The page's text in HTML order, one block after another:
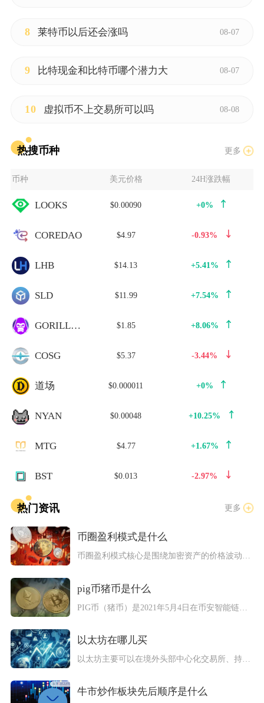
8 莱特币以后还会涨吗 08-07
9 比特现金和比特币哪个潜力大 08-07
10 虚拟币不上交易所可以吗 08-08
热搜币种 更多
币种 美元价格 24H涨跌幅
LOOKS $0.00090 +0%
COREDAO $4.97 -0.93%
LHB $14.13 +5.41%
SLD $11.99 +7.54%
GORILLA INU $1.85 +8.06%
COSG $5.37 -3.44%
道场 $0.000011 +0%
NYAN $0.00048 +10.25%
MTG $4.77 +1.67%
BST $0.013 -2.97%
热门资讯 更多
币圈盈利模式是什么
币圈盈利模式核心是围绕加密资产的价格波动、区块链网络贡献、生...
pig币猪币是什么
PIG币（猪币）是2021年5月4日在币安智能链（BSC）发...
以太坊在哪儿买
牛市炒作板块先后顺序是什么